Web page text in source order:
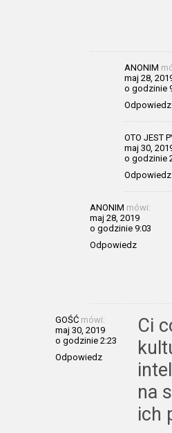
ANONIM
maj 28,
o godzinie
Odpowiedz
OTO JEST
maj 30,
o godzinie
Odpowiedz
ANONIM mówi:
maj 28, 2019
o godzinie 9:03
Odpowiedz
GOŚĆ mówi:
maj 30, 2019
o godzinie 2:23
Odpowiedz
Ci
na
ich